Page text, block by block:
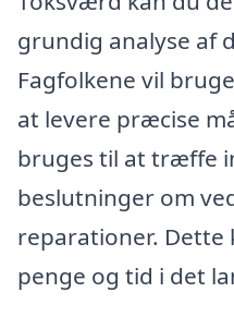
grundig analyse af
Fagfolkene vil
at levere præcise
bruges til at træffe
beslutninger om
reparationer. Dette
penge og tid i det